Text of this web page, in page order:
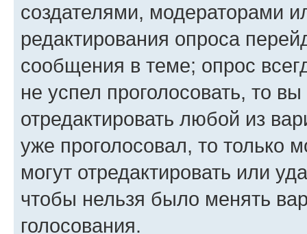
создателями, модераторами
редактирования опроса
сообщения в теме; опрос
не успел проголосовать, то
отредактировать любой из
уже проголосовал, то только
могут отредактировать или
чтобы нельзя было менять
голосования.